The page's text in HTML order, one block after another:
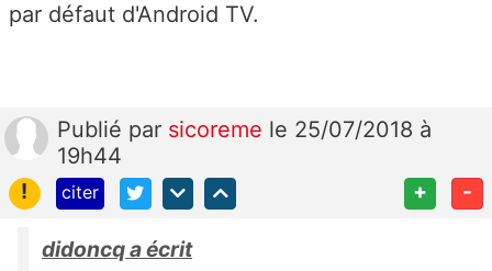
par défaut d'Android TV.
Publié par sicoreme le 25/07/2018 à
19h44
!
citer + -
didoncq a écrit